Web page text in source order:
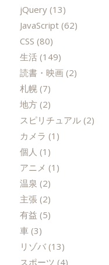
jQuery(13)
JavaScript(62)
CSS (80)
生活(149)
読書・映画 (2)
札幌(7)
地方(2)
スピリチュアル(2)
カメラ (1)
個人 (1)
アニメ (1)
温泉 (2)
主張 (2)
有益 (5)
車(3)
リゾバ(13)
スポーツ (4)